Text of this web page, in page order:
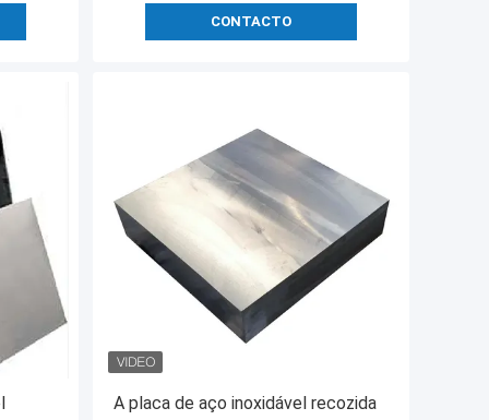
CONTACTO
A placa de aço inoxidável recozida